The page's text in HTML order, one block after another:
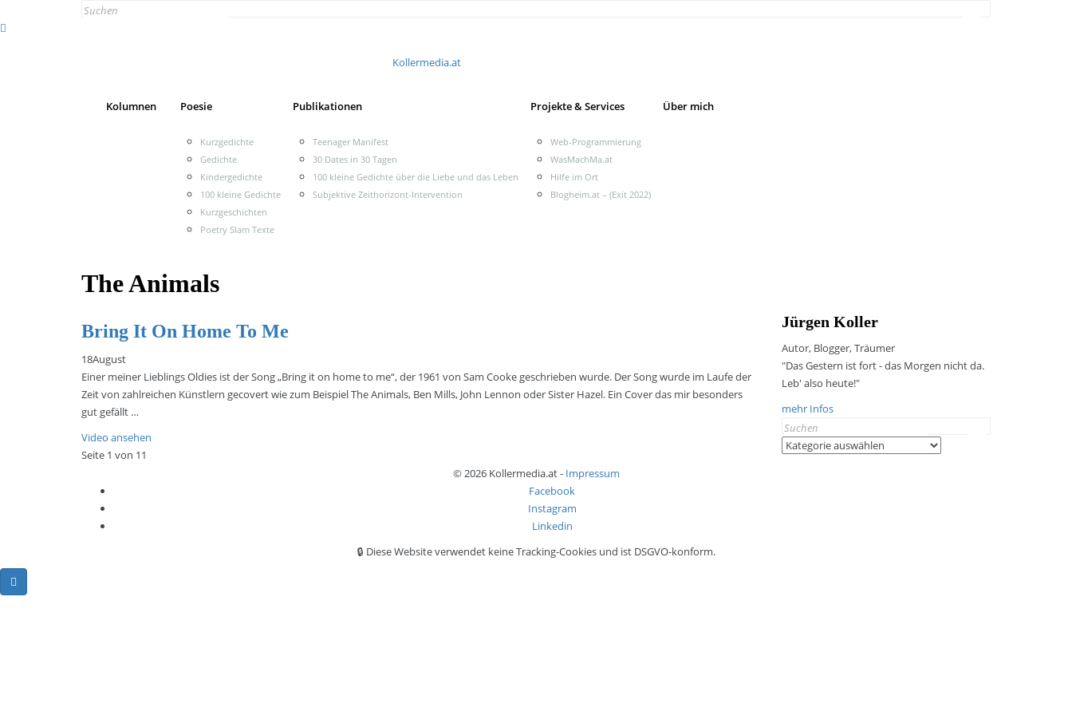
Search
Kollermedia.at
Kolumnen Poesie
Kurzgedichte
Gedichte
Kindergedichte
100 kleine Gedichte
Kurzgeschichten
Poetry Slam Texte
Publikationen
Teenager Manifest
30 Dates in 30 Tagen
100 kleine Gedichte über die Liebe und das Leben
Subjektive Zeithorizont-Intervention
Projekte & Services
Web-Programmierung
WasMachMa.at
Hilfe im Ort
Blogheim.at – (Exit 2022)
Über mich
The Animals
Bring It On Home To Me
18August
Einer meiner Lieblings Oldies ist der Song „Bring it on home to me“, der 1961 von Sam Cooke geschrieben wurde. Der Song wurde im Laufe der
Zeit von zahlreichen Künstlern gecovert wie zum Beispiel The Animals, Ben Mills, John Lennon oder Sister Hazel. Ein Cover das mir besonders
gut gefällt …
Video ansehen
Seite 1 von 11
Jürgen Koller
Autor, Blogger, Träumer
"Das Gestern ist fort - das Morgen nicht da.
Leb' also heute!"
mehr Infos
Search
for:
Kategorien
© 2026 Kollermedia.at - Impressum
Facebook
Instagram
Linkedin
🔒 Diese Website verwendet keine Tracking-Cookies und ist DSGVO-konform.